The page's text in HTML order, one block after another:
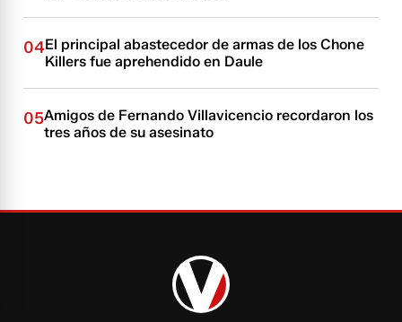
04El principal abastecedor de armas de los Chone
Killers fue aprehendido en Daule
05Amigos de Fernando Villavicencio recordaron los
tres años de su asesinato